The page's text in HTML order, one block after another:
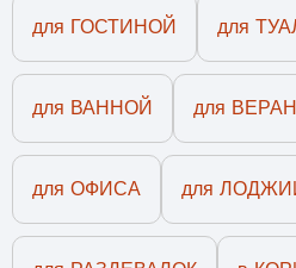
для ГОСТИНОЙ для
для ВАННОЙ для
для ОФИСА для